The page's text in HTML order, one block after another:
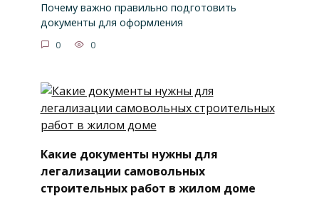
Почему важно правильно подготовить
документы для оформления
0 0
Какие документы нужны для
легализации самовольных
строительных работ в жилом доме